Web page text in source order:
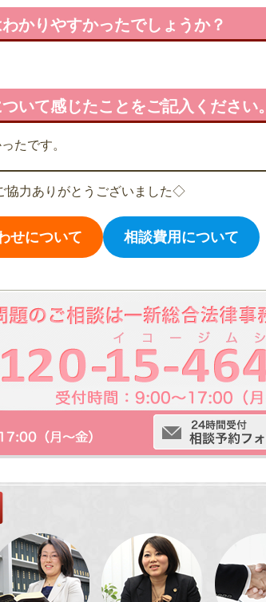
かりやすかったでしょうか？
いて感じたことをご記入ください。
たです。
協力ありがとうございました◇
せについて 相談費用について